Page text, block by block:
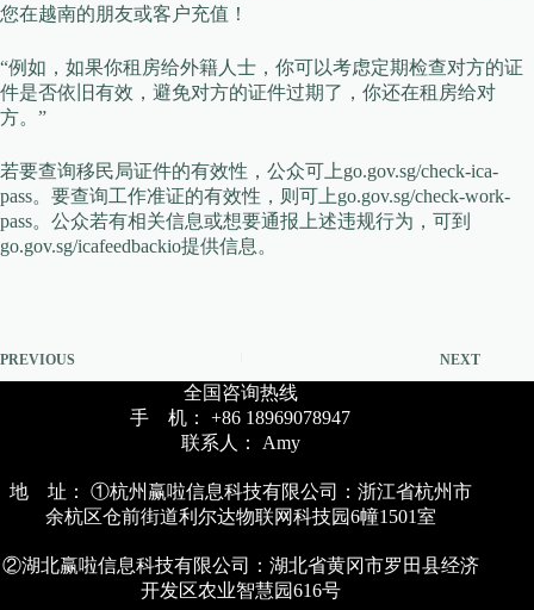
您在越南的朋友或客户充值！
“例如，如果你租房给外籍人士，你可以考虑定期检查对方的证
件是否依旧有效，避免对方的证件过期了，你还在租房给对
方。”
若要查询移民局证件的有效性，公众可上go.gov.sg/check-ica-
pass。要查询工作准证的有效性，则可上go.gov.sg/check-work-
pass。公众若有相关信息或想要通报上述违规行为，可到
go.gov.sg/icafeedbackio提供信息。
PREVIOUS NEXT
全国咨询热线
手 机： +86 18969078947
联系人： Amy
地 址： ①杭州赢啦信息科技有限公司：浙江省杭州市
余杭区仓前街道利尔达物联网科技园6幢1501室
②湖北赢啦信息科技有限公司：湖北省黄冈市罗田县经济
开发区农业智慧园616号